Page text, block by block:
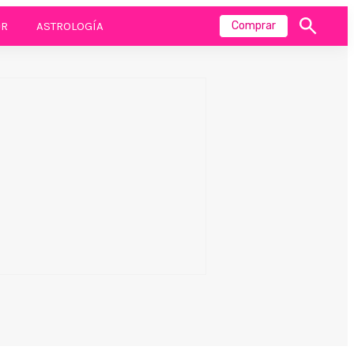
ASTROLOGÍA Comprar
Mostrar